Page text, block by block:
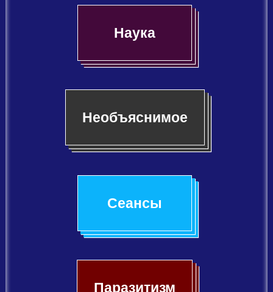
Наука
Необъяснимое
Сеансы
Паразитизм